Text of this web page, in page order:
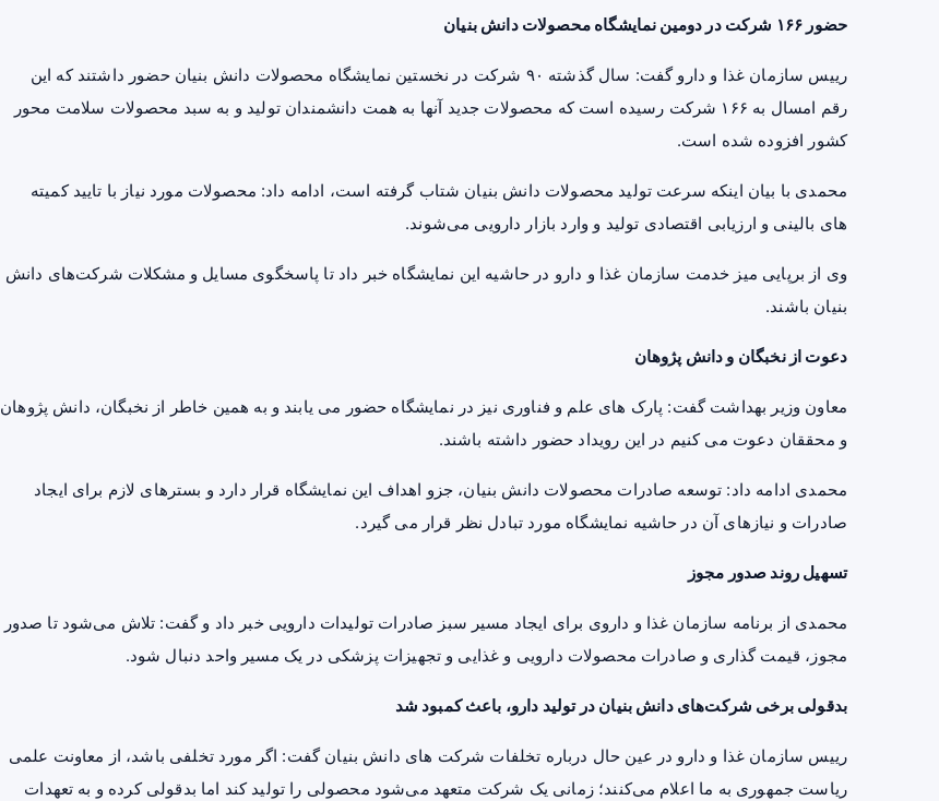
حضور ۱۶۶ شرکت در دومین نمایشگاه محصولات دانش بنیان
رییس سازمان غذا و دارو گفت: سال گذشته ۹۰ شرکت در نخستین نمایشگاه محصولات دانش بنیان حضور داشتند که این
رقم امسال به ۱۶۶ شرکت رسیده است که محصولات جدید آنها به همت دانشمندان تولید و به سبد محصولات سلامت محور
کشور افزوده شده است.
محمدی با بیان اینکه سرعت تولید محصولات دانش بنیان شتاب گرفته است، ادامه داد: محصولات مورد نیاز با تایید کمیته
های بالینی و ارزیابی اقتصادی تولید و وارد بازار دارویی می‌شوند.
وی از برپایی میز خدمت سازمان غذا و دارو در حاشیه این نمایشگاه خبر داد تا پاسخگوی مسایل و مشکلات شرکت‌های دانش
بنیان باشند.
دعوت از نخبگان و دانش پژوهان
معاون وزیر بهداشت گفت: پارک های علم و فناوری نیز در نمایشگاه حضور می یابند و به همین خاطر از نخبگان، دانش پژوهان
و محققان دعوت می کنیم در این رویداد حضور داشته باشند.
محمدی ادامه داد: توسعه صادرات محصولات دانش بنیان، جزو اهداف این نمایشگاه قرار دارد و بسترهای لازم برای ایجاد
صادرات و نیازهای آن در حاشیه نمایشگاه مورد تبادل نظر قرار می گیرد.
تسهیل روند صدور مجوز
محمدی از برنامه سازمان غذا و داروی برای ایجاد مسیر سبز صادرات تولیدات دارویی خبر داد و گفت: تلاش می‌شود تا صدور
مجوز، قیمت گذاری و صادرات محصولات دارویی و غذایی و تجهیزات پزشکی در یک مسیر واحد دنبال شود.
بدقولی برخی شرکت‌های دانش بنیان در تولید دارو، باعث کمبود شد
رییس سازمان غذا و دارو در عین حال درباره تخلفات شرکت های دانش بنیان گفت: اگر مورد تخلفی باشد، از معاونت علمی
ریاست جمهوری به ما اعلام می‌کنند؛ زمانی یک شرکت متعهد می‌شود محصولی را تولید کند اما بدقولی کرده و به تعهدات